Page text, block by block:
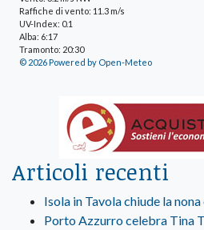
Raffiche di vento: 11.3 m/s
UV-Index: 0.1
Alba: 6:17
Tramonto: 20:30
© 2026 Powered by Open-Meteo
Articoli recenti
Isola in Tavola chiude la
Porto Azzurro celebra Tina